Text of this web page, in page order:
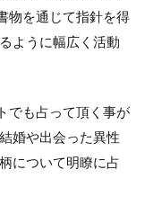
物を通じて指針を得
ように幅広く活動
でも占って頂く事が
婚や出会った異性
について明瞭に占